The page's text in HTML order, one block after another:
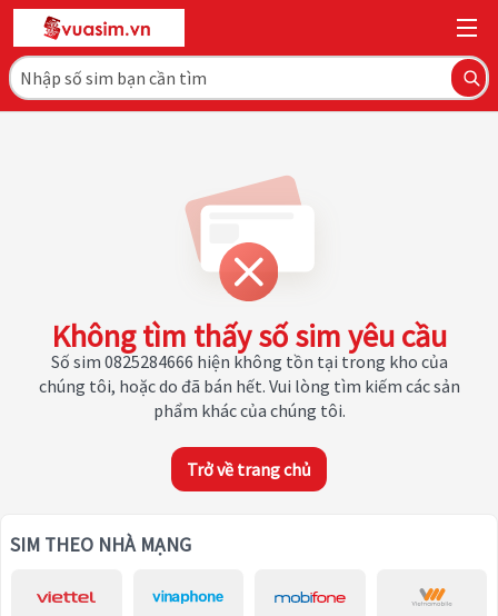
Không tìm thấy số sim yêu cầu
Số sim 0825284666 hiện không tồn tại trong kho của
chúng tôi, hoặc do đã bán hết. Vui lòng tìm kiếm các sản
phẩm khác của chúng tôi.
Trở về trang chủ
SIM THEO NHÀ MẠNG